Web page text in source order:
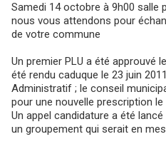
Samedi 14 octobre à 9h00 salle polyvalente de Serra di Ferro
nous vous attendons pour
de votre commune
Un premier PLU a été approuvé
été rendu caduque le 23 juin
Administratif ; le conseil
pour une nouvelle prescription le
Un appel candidature a été
un groupement qui serait en